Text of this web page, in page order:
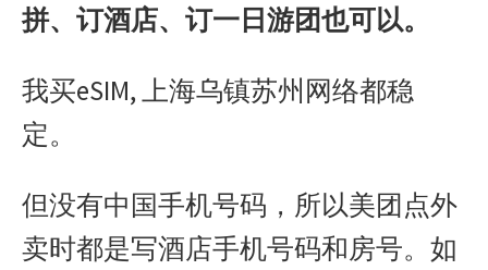
拼、订酒店、订一日游团也可以。
我买eSIM, 上海乌镇苏州网络都稳
定。
但没有中国手机号码，所以美团点外
卖时都是写酒店手机号码和房号。如